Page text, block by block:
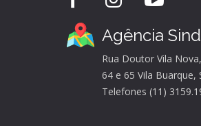
Agência
Rua Doutor Vila
64 e 65 Vila Buarque,
Telefones (11)